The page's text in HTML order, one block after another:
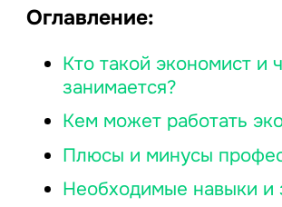
Оглавление:
Кто такой экономист и
занимается?
Кем может работать
Плюсы и минусы
Необходимые навыки и